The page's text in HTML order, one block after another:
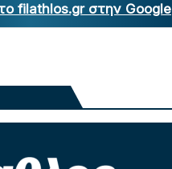
filathlos.gr στην Google